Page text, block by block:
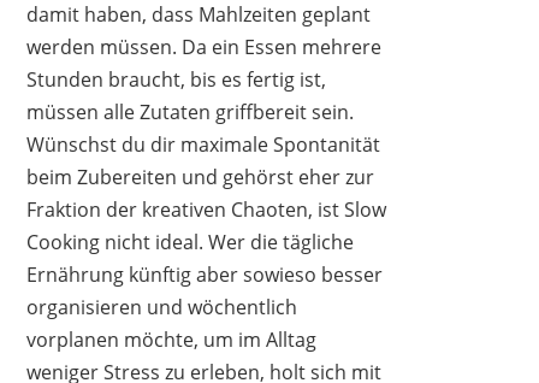
damit haben, dass Mahlzeiten geplant
werden müssen. Da ein Essen mehrere
Stunden braucht, bis es fertig ist,
müssen alle Zutaten griffbereit sein.
Wünschst du dir maximale Spontanität
beim Zubereiten und gehörst eher zur
Fraktion der kreativen Chaoten, ist Slow
Cooking nicht ideal. Wer die tägliche
Ernährung künftig aber sowieso besser
organisieren und wöchentlich
vorplanen möchte, um im Alltag
weniger Stress zu erleben, holt sich mit